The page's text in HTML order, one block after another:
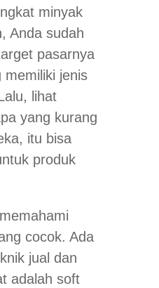
minyak
Anda sudah
pasarnya
memiliki jenis
lihat
yang kurang
itu bisa
produk
cocok. Ada
jual dan
adalah soft